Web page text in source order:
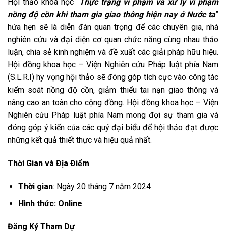
nồng độ cồn khi tham gia giao thông hiện nay ở Nước ta”
hứa hẹn sẽ là diễn đàn quan trọng để các chuyên gia, nhà
nghiên cứu và đại diện cơ quan chức năng cùng nhau thảo
luận, chia sẻ kinh nghiệm và đề xuất các giải pháp hữu hiệu.
Hội đồng khoa học – Viện Nghiên cứu Pháp luật phía Nam
(S.L.R.I) hy vọng hội thảo sẽ đóng góp tích cực vào công tác
kiểm soát nồng độ cồn, giảm thiểu tai nạn giao thông và
nâng cao an toàn cho cộng đồng. Hội đồng khoa học – Viện
Nghiên cứu Pháp luật phía Nam mong đợi sự tham gia và
đóng góp ý kiến của các quý đại biểu để hội thảo đạt được
những kết quả thiết thực và hiệu quả nhất.
Thời Gian và Địa Điểm
Thời gian: Ngày 20 tháng 7 năm 2024
Hình thức:Online
Đăng Ký Tham Dự